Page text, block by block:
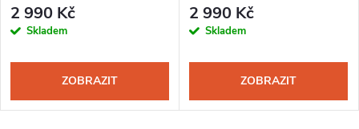
2 990 Kč
Skladem
ZOBRAZIT
2 990 Kč
Skladem
ZOBRAZIT